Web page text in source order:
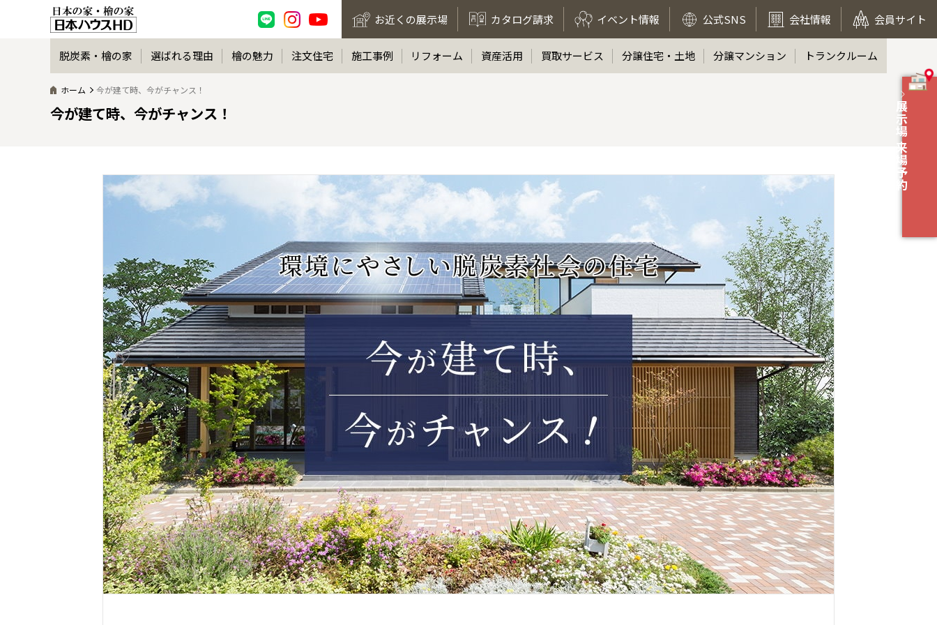
お近くの展示場 カタログ請求 イベント情報 公式SNS 会社情報 会員サイト
展示場 来場予約
脱炭素・檜の家 選ばれる理由 檜の魅力 注文住宅 施工事例 リフォーム 資産活用 買取サービス 分譲住宅・土地 分譲マンション トランクルーム
ホーム 今が建て時、今がチャンス！
今が建て時、今がチャンス！
全国の展示場
北海道
札幌
東北
お近くのイベント
北海道
札幌
札幌
東北